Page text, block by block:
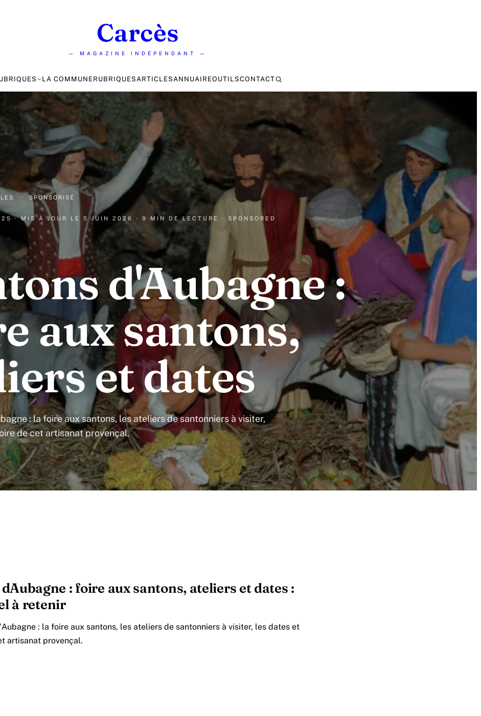
Carcès
— MAGAZINE INDÉPENDANT —
LA COMMUNERUBRIQUESARTICLESANNUAIREOUTILSCONTACT
· SPONSORISÉ
· MIS À JOUR LE 5 JUIN 2026 · 9 MIN DE LECTURE · SPONSORED
d'Aubagne :
aux santons,
et dates
: la foire aux santons, les ateliers de santonniers à visiter,
de cet artisanat provençal.
: foire aux santons, ateliers et dates :
à retenir
: la foire aux santons, les ateliers de santonniers à visiter, les dates et
artisanat provençal.